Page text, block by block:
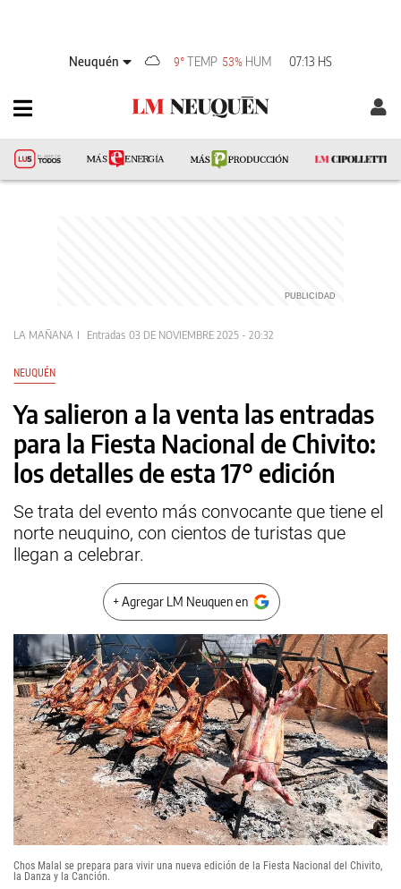
Neuquén 9° TEMP 53% HUM 07:13 HS
LA MAÑANA Entradas 03 DE NOVIEMBRE 2025 - 20:32
NEUQUÉN
Ya salieron a la venta las entradas
para la Fiesta Nacional de Chivito:
los detalles de esta 17° edición
Se trata del evento más convocante que tiene el
norte neuquino, con cientos de turistas que
llegan a celebrar.
+ Agregar LM Neuquen en
Chos Malal se prepara para vivir una nueva edición de la Fiesta Nacional del Chivito,
la Danza y la Canción.